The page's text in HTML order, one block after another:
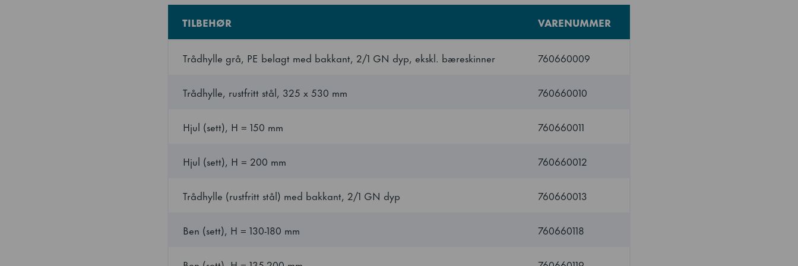
TILBEHØR VARENUMMER
Trådhylle grå, PE belagt med bakkant, 2/1 GN dyp, ekskl. bæreskinner 760660009
Trådhylle, rustfritt stål, 325 x 530 mm 760660010
Hjul (sett), H = 150 mm 760660011
Hjul (sett), H = 200 mm 760660012
Trådhylle (rustfritt stål) med bakkant, 2/1 GN dyp 760660013
Ben (sett), H = 130-180 mm 760660118